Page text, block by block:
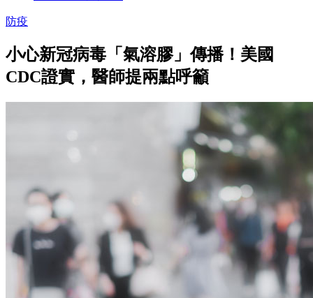
防疫
小心新冠病毒「氣溶膠」傳播！美國
CDC證實，醫師提兩點呼籲